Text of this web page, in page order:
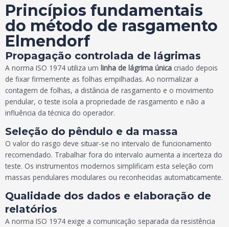
Princípios fundamentais
do método de rasgamento
Elmendorf
Propagação controlada de lágrimas
A norma ISO 1974 utiliza um linha de lágrima única criado depois
de fixar firmemente as folhas empilhadas. Ao normalizar a
contagem de folhas, a distância de rasgamento e o movimento
pendular, o teste isola a propriedade de rasgamento e não a
influência da técnica do operador.
Seleção do pêndulo e da massa
O valor do rasgo deve situar-se no intervalo de funcionamento
recomendado. Trabalhar fora do intervalo aumenta a incerteza do
teste. Os instrumentos modernos simplificam esta seleção com
massas pendulares modulares ou reconhecidas automaticamente.
Qualidade dos dados e elaboração de
relatórios
A norma ISO 1974 exige a comunicação separada da resistência